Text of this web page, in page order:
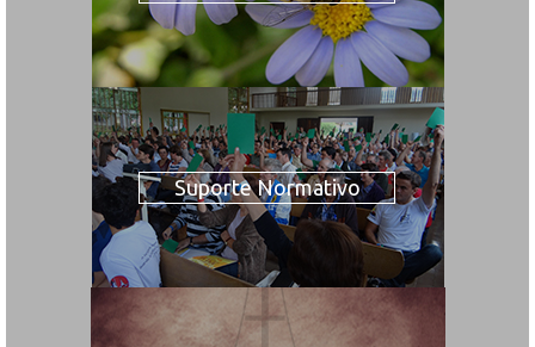
Suporte Normativo